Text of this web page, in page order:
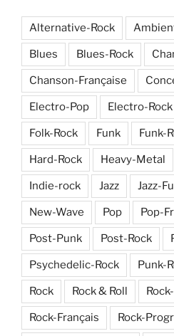
Alternative-Rock
Blues Blues-Rock
Chanson-Française
Electro-Pop Electro-Rock
Folk-Rock Funk Funk-
Hard-Rock Heavy-Metal
Indie-rock Jazz Jazz-
New-Wave Pop Pop-
Post-Punk Post-Rock
Psychedelic-Rock Punk-
Rock Rock & Roll
Rock-Français Rock-